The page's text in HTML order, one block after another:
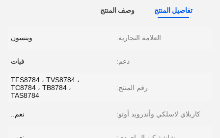
تفاصيل المنتج وصف المنتج
العلامة التجارية: ويتسون
دعم: فيات
رقم المنتج:
TFS8784 ، TVS8784 ،
TC8784 ، TB8784 ،
TAS8784
كاربلاي لاسلكي وأندرويد أوتو: نعم..